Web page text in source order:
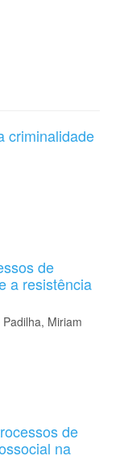
criminalidade
de
a resistência
Miriam
de
na